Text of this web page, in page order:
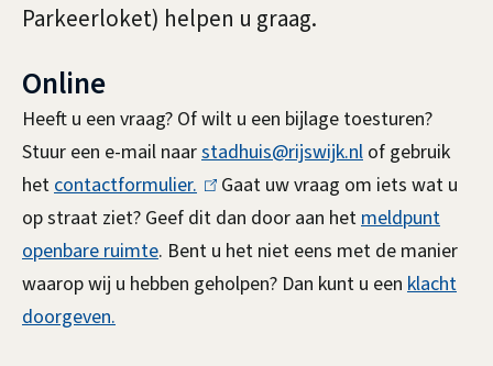
Parkeerloket) helpen u graag.
Online
Heeft u een vraag? Of wilt u een bijlage toesturen?
Stuur een e-mail naarstadhuis@rijswijk.nl of gebruik
hetcontactformulier.
l
i
n
Gaat uw vraag om iets wat u
op straat ziet? Geef dit dan door aan hetmeldpunt
openbare ruimte. Bent u het niet eens met de manier
waarop wij u hebben geholpen? Dan kunt u een klacht
doorgeven.